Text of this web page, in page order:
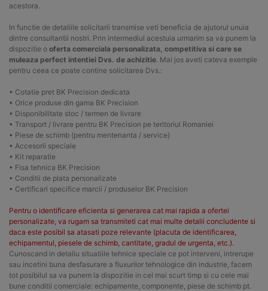
acestora.
In functie de detaliile solicitarii transmise veti beneficia de ajutorul unuia
dintre consultantii nostri. Prin intermediul acestuia urmarim sa va punem la
dispozitie o oferta comerciala personalizata, competitiva si care se
muleaza perfect intentiei Dvs. de achizitie . Mai jos aveti cateva exemple
pentru ceea ce poate contine solicitarea Dvs.:
• Cotatie pret BK Precision dedicata
• Orice produse din gama BK Precision
• Disponibilitate stoc / termen de livrare
• Transport / livrare pentru BK Precision pe teritoriul Romaniei
• Piese de schimb (pentru mentenanta / service)
• Accesorii speciale
• Kit reparatie
• Fisa tehnica BK Precision
• Conditii de plata personalizate
• Certificari specifice marcii / produselor BK Precision
Pentru o identificare eficienta si generarea cat mai rapida a ofertei
personalizate, va rugam sa transmiteti cat mai multe detalii concludente si
daca este posibil sa atasati poze relevante (placuta de identificarea,
echipamentul, piesele de schimb, cantitate, gradul de urgenta, etc.).
Cunoscand in detaliu situatiile tehnice speciale ce pot interveni, intrerupe
sau incetini buna desfasurare a fluxurilor tehnologice din industrie, facem
tot posibilul sa va punem la dispozitie in cel mai scurt timp si cu cele mai
bune conditii comerciale: echipamente, componente, piese de schimb pt.